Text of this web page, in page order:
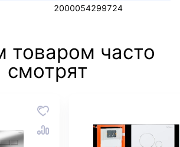
2000054299724
товаром часто
смотрят